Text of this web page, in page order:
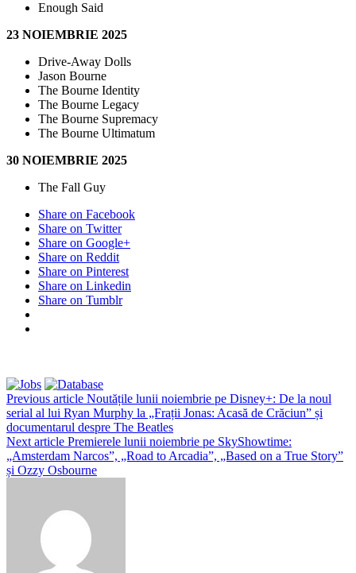
Enough Said
23 NOIEMBRIE 2025
Drive-Away Dolls
Jason Bourne
The Bourne Identity
The Bourne Legacy
The Bourne Supremacy
The Bourne Ultimatum
30 NOIEMBRIE 2025
The Fall Guy
Share on Facebook
Share on Twitter
Share on Google+
Share on Reddit
Share on Pinterest
Share on Linkedin
Share on Tumblr
Previous article Noutățile lunii noiembrie pe Disney+: De la noul
serial al lui Ryan Murphy la „Frații Jonas: Acasă de Crăciun” și
documentarul despre The Beatles
Next article Premierele lunii noiembrie pe SkyShowtime:
„Amsterdam Narcos”, „Road to Arcadia”, „Based on a True Story”
și Ozzy Osbourne